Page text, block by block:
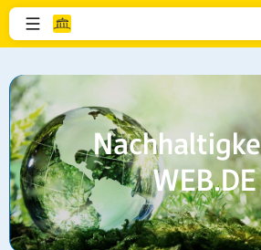
WEB.DE